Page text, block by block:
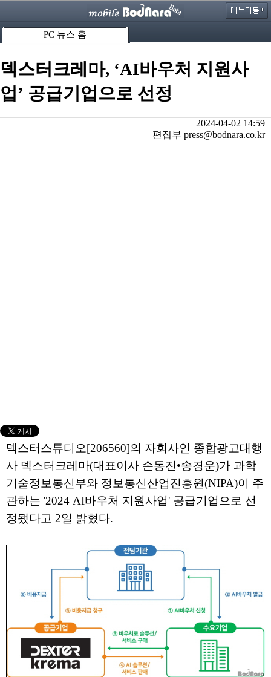
PC 뉴스 홈
덱스터크레마, ‘AI바우처 지원사
업’ 공급기업으로 선정
2024-04-02 14:59
편집부 press@bodnara.co.kr
덱스터스튜디오[206560]의 자회사인 종합광고대행
사 덱스터크레마(대표이사 손동진•송경운)가 과학
기술정보통신부와 정보통신산업진흥원(NIPA)이 주
관하는 '2024 AI바우처 지원사업' 공급기업으로 선
정됐다고 2일 밝혔다.